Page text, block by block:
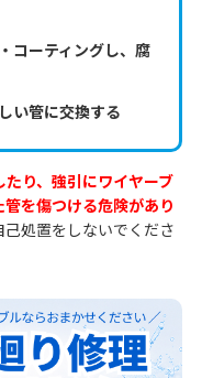
コーティングし、腐
い管に交換する
り、強引にワイヤーブ
を傷つける危険があり
処置をしないでくださ